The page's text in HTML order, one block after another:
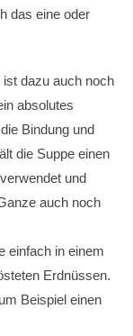
das eine oder
dazu auch noch
absolutes
Bindung und
die Suppe einen
und
auch noch
einfach in einem
Erdnüssen.
Beispiel einen